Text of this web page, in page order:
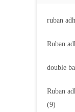
ruban
Ruban
double
Ruban
(9)